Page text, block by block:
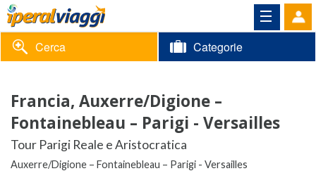
Volantino
Area
riservata
Informazioni
Contatti
Cerca Categorie
Francia, Auxerre/Digione –
Fontainebleau – Parigi - Versailles
Tour Parigi Reale e Aristocratica
Auxerre/Digione – Fontainebleau – Parigi - Versailles